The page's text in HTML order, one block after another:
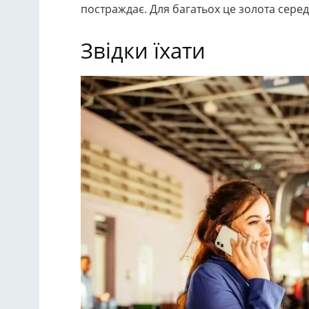
постраждає. Для багатьох це золота
Звідки їхати